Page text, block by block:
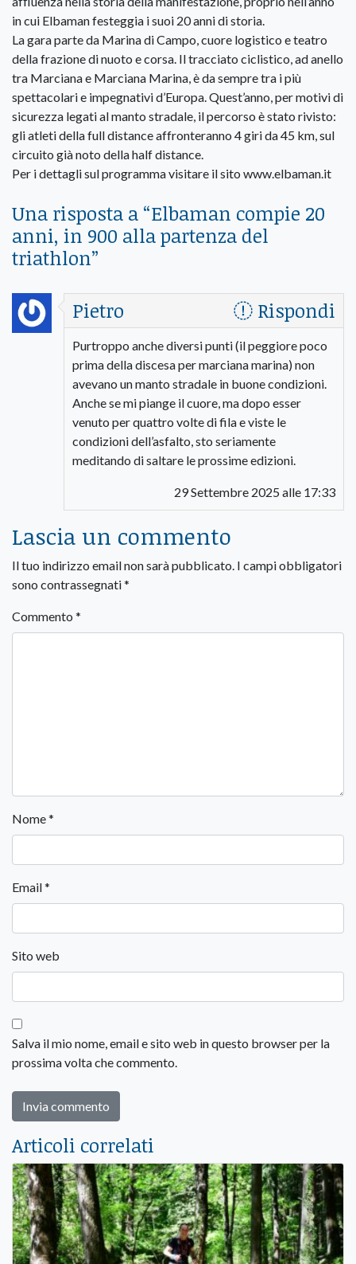
in cui Elbaman festeggia i suoi 20 anni di storia.
La gara parte da Marina di Campo, cuore logistico e teatro
della frazione di nuoto e corsa. Il tracciato ciclistico, ad anello
tra Marciana e Marciana Marina, è da sempre tra i più
spettacolari e impegnativi d’Europa. Quest’anno, per motivi di
sicurezza legati al manto stradale, il percorso è stato rivisto:
gli atleti della full distance affronteranno 4 giri da 45 km, sul
circuito già noto della half distance.
Per i dettagli sul programma visitare il sito www.elbaman.it
Una risposta a “Elbaman compie 20
anni, in 900 alla partenza del
triathlon”
Pietro
Rispondi
Purtroppo anche diversi punti (il peggiore poco
prima della discesa per marciana marina) non
avevano un manto stradale in buone condizioni.
Anche se mi piange il cuore, ma dopo esser
venuto per quattro volte di fila e viste le
condizioni dell’asfalto, sto seriamente
meditando di saltare le prossime edizioni.
29 Settembre 2025 alle 17:33
Lascia un commento
Il tuo indirizzo email non sarà pubblicato. I campi obbligatori
sono contrassegnati*
Commento *
Nome*
Email*
Sito web
Salva il mio nome, email e sito web in questo browser per la
prossima volta che commento.
Articoli correlati